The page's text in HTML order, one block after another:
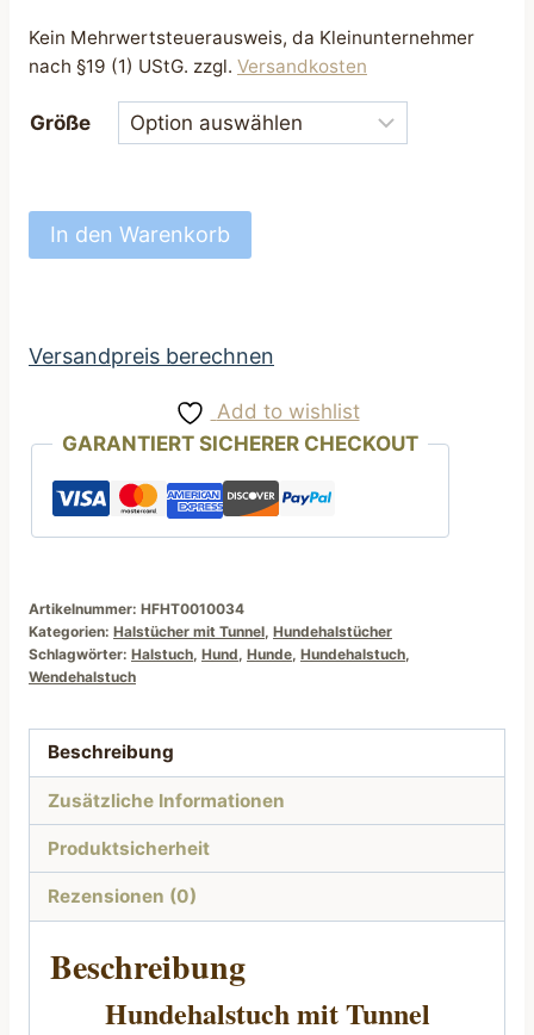
Kein Mehrwertsteuerausweis, da Kleinunternehmer
nach §19 (1) UStG. zzgl. Versandkosten
Größe
Hundehalstuch
Halstuch
für
mit
weißen
Pünktchen
In den Warenkorb
Versandpreis berechnen
Add to wishlist
GARANTIERT SICHERER CHECKOUT
Artikelnummer: HFHT0010034
Kategorien: Halstücher mit Tunnel, Hundehalstücher
Schlagwörter: Halstuch, Hund, Hunde, Hundehalstuch,
Wendehalstuch
Beschreibung
Zusätzliche Informationen
Produktsicherheit
Rezensionen (0)
Beschreibung
Hundehalstuch mit Tunnel